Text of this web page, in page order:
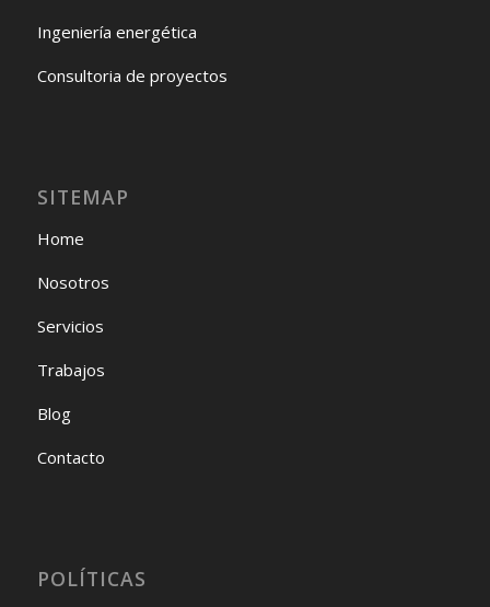
Ingeniería energética
Consultoria de proyectos
SITEMAP
Home
Nosotros
Servicios
Trabajos
Blog
Contacto
POLÍTICAS